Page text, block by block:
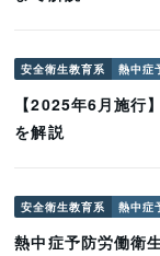
安全衛生教育系 熱中症
【2025年6月施行
を解説
安全衛生教育系 熱中症
熱中症予防労働衛